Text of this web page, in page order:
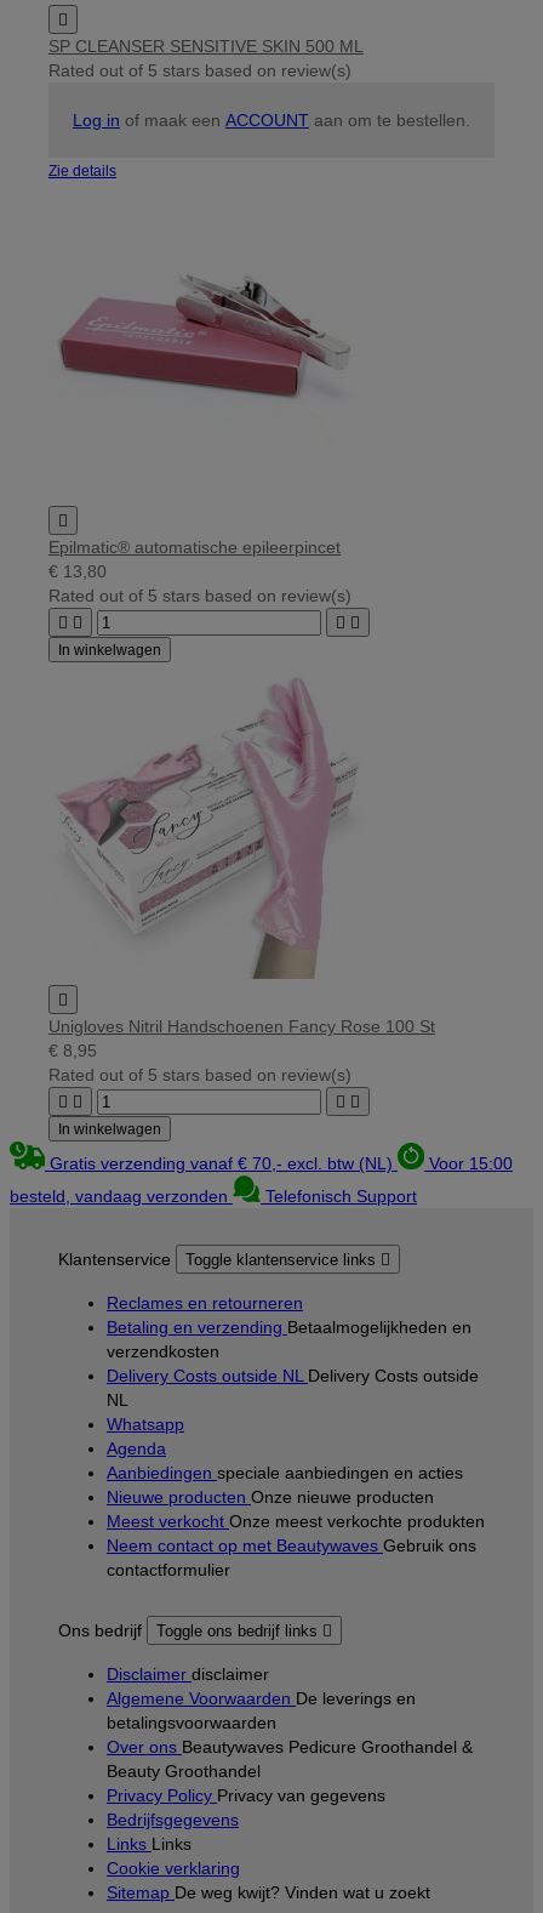

SP CLEANSER SENSITIVE SKIN 500 ML
Rated out of 5 stars based on review(s)
Log in of maak een ACCOUNT aan om te bestellen.
Zie details

Epilmatic® automatische epileerpincet
€ 13,80
Rated out of 5 stars based on review(s)
   
In winkelwagen

Unigloves Nitril Handschoenen Fancy Rose 100 St
€ 8,95
Rated out of 5 stars based on review(s)
   
In winkelwagen
Gratis verzending vanaf € 70,- excl. btw (NL)
Voor 15:00
besteld, vandaag verzonden
Telefonisch Support
Klantenservice Toggle klantenservice links 
Reclames en retourneren
Betaling en verzending Betaalmogelijkheden en
verzendkosten
Delivery Costs outside NL Delivery Costs outside
NL
Whatsapp
Agenda
Aanbiedingen speciale aanbiedingen en acties
Nieuwe producten Onze nieuwe producten
Meest verkocht Onze meest verkochte produkten
Neem contact op met Beautywaves Gebruik ons
contactformulier
Ons bedrijf Toggle ons bedrijf links 
Disclaimer disclaimer
Algemene Voorwaarden De leverings en
betalingsvoorwaarden
Over ons Beautywaves Pedicure Groothandel &
Beauty Groothandel
Privacy Policy Privacy van gegevens
Bedrijfsgegevens
Links Links
Cookie verklaring
Sitemap De weg kwijt? Vinden wat u zoekt